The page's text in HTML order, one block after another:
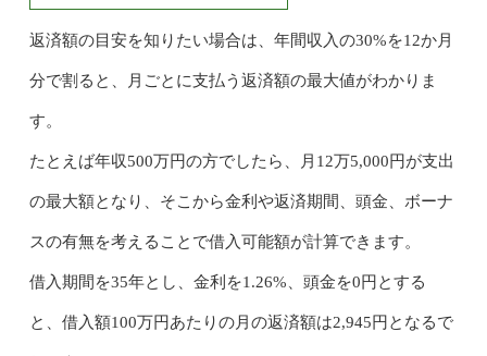
返済額の目安を知りたい場合は、年間収入の30%を12か月
分で割ると、月ごとに支払う返済額の最大値がわかりま
す。
たとえば年収500万円の方でしたら、月12万5,000円が支出
の最大額となり、そこから金利や返済期間、頭金、ボーナ
スの有無を考えることで借入可能額が計算できます。
借入期間を35年とし、金利を1.26%、頭金を0円とする
と、借入額100万円あたりの月の返済額は2,945円となるで